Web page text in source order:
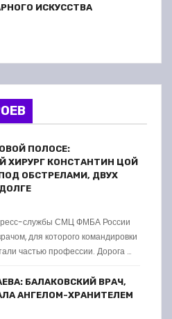
ИСКУССТВА
ПОЛОСЕ:
ХИРУРГ КОНСТАНТИН ЦОЙ
ОБСТРЕЛАМИ, ДВУХ
службы СМЦ ФМБА России
для которого командировки
частью профессии. Дорога …
БАЛАКОВСКИЙ ВРАЧ,
АНГЕЛОМ-ХРАНИТЕЛЕМ